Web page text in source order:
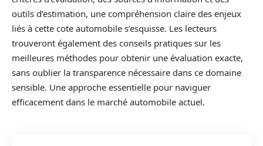
outils d’estimation, une compréhension claire des enjeux
liés à cette cote automobile s’esquisse. Les lecteurs
trouveront également des conseils pratiques sur les
meilleures méthodes pour obtenir une évaluation exacte,
sans oublier la transparence nécessaire dans ce domaine
sensible. Une approche essentielle pour naviguer
efficacement dans le marché automobile actuel.